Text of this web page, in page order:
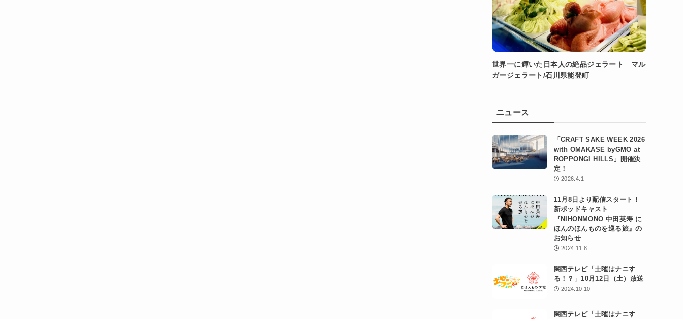
世界一に輝いた日本人の絶品ジェラート マル
ガージェラート/石川県能登町
ニュース
「CRAFT SAKE WEEK 2026
with OMAKASE byGMO at
ROPPONGI HILLS」開催決
定！
2026.4.1
11月8日より配信スタート！
新ポッドキャスト
『NIHONMONO 中田英寿 に
ほんのほんものを巡る旅』の
お知らせ
2024.11.8
関西テレビ「土曜はナニす
る！？」10月12日（土）放送
2024.10.10
関西テレビ「土曜はナニす